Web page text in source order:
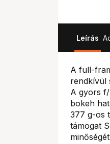
Leírás
A full-
rendkívül
A gyors
bokeh
377 g-os
támogat